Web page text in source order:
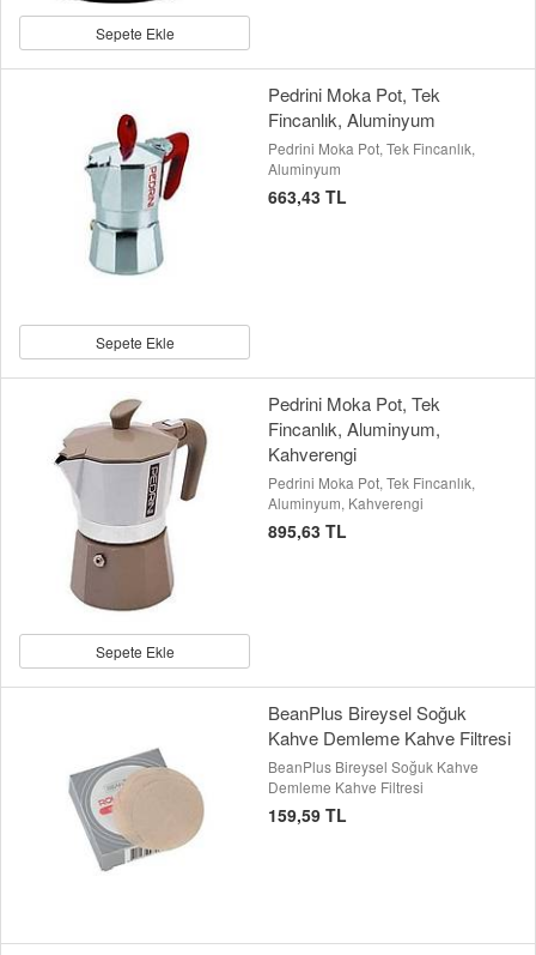
Sepete Ekle
Sepete Ekle
Pedrini Moka Pot, Tek
Fincanlık, Aluminyum
Pedrini Moka Pot, Tek Fincanlık,
Aluminyum
663,43 TL
Sepete Ekle
Pedrini Moka Pot, Tek
Fincanlık, Aluminyum,
Kahverengi
Pedrini Moka Pot, Tek Fincanlık,
Aluminyum, Kahverengi
895,63 TL
BeanPlus Bireysel Soğuk
Kahve Demleme Kahve Filtresi
BeanPlus Bireysel Soğuk Kahve
Demleme Kahve Filtresi
159,59 TL